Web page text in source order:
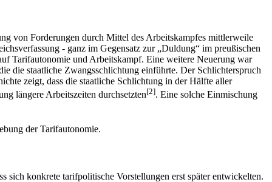
von Forderungen durch Mittel des Arbeitskampfes mittlerweile
- ganz im Gegensatz zur „Duldung“ im preußischen
Tarifautonomie und Arbeitskampf. Eine weitere Neuerung war
die staatliche Zwangsschlichtung einführte. Der Schlichterspruch
zeigt, dass die staatliche Schlichtung in der Hälfte aller
längere Arbeitszeiten durchsetzten[2]. Eine solche Einmischung
der Tarifautonomie.
sich konkrete tarifpolitische Vorstellungen erst später entwickelten.